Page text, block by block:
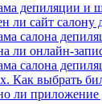
депиляции и
ли сайт салону
салона
ли онлайн-
салона
Как выбрать
ли приложение